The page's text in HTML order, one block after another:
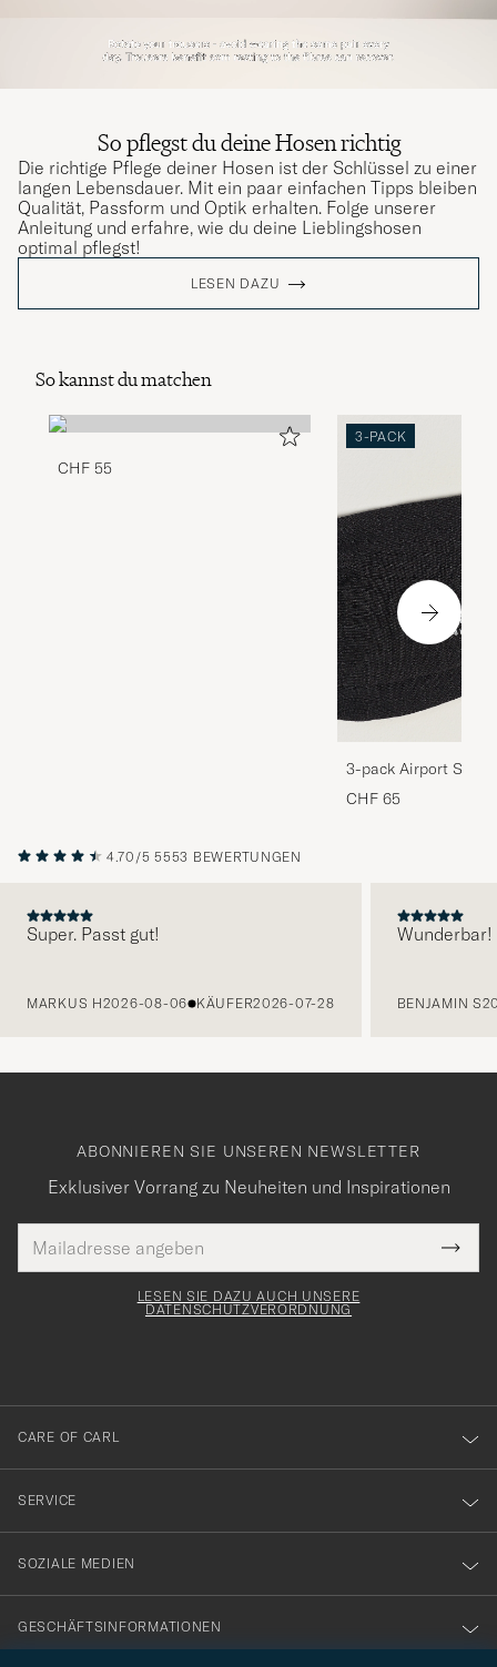
So pflegst du deine Hosen richtig
Die richtige Pflege deiner Hosen ist der Schlüssel zu einer
langen Lebensdauer. Mit ein paar einfachen Tipps bleiben
Qualität, Passform und Optik erhalten. Folge unserer
Anleitung und erfahre, wie du deine Lieblingshosen
optimal pflegst!
LESEN DAZU
So kannst du matchen
CHF 55
3-PACK
3-pack Airport
Melange
CHF 65
4.70/5 5553 BEWERTUNGEN
Super. Passt gut!
MARKUS H2026-08-06 KÄUFER2026-07-28
Wunderbar!
BENJAMIN S
ABONNIEREN SIE UNSEREN NEWSLETTER
Exklusiver Vorrang zu Neuheiten und Inspirationen
Mail
Adresse
Tack
för
dig
till
vårt
nyhetsbrev!
LESEN SIE DAZU AUCH UNSERE
DATENSCHUTZVERORDNUNG
CARE OF CARL
SERVICE
SOZIALE MEDIEN
GESCHÄFTSINFORMATIONEN